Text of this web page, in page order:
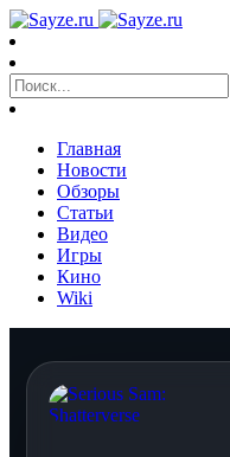
Главная
Новости
Обзоры
Статьи
Видео
Игры
Кино
Wiki